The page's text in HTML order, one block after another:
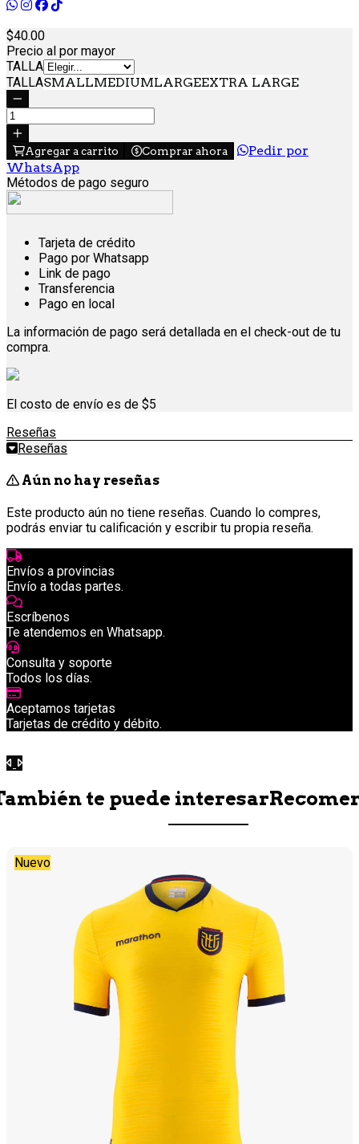
40.00
Precio al por mayor
TALLA
TALLASMALLMEDIUMLARGEEXTRA LARGE
Agregar a carrito Comprar ahora
Pedir por
WhatsApp
Métodos de pago seguro
Tarjeta de crédito
Pago por Whatsapp
Link de pago
Transferencia
Pago en local
La información de pago será detallada en el check-out de tu
compra.
El costo de envío es de $5
Reseñas
Reseñas
Aún no hay reseñas
Este producto aún no tiene reseñas. Cuando lo compres,
podrás enviar tu calificación y escribir tu propia reseña.
Envíos a provincias
Envío a todas partes.
Escríbenos
Te atendemos en Whatsapp.
Consulta y soporte
Todos los días.
Aceptamos tarjetas
Tarjetas de crédito y débito.
Anterior
Siguiente
te puede interesar
Nuevo